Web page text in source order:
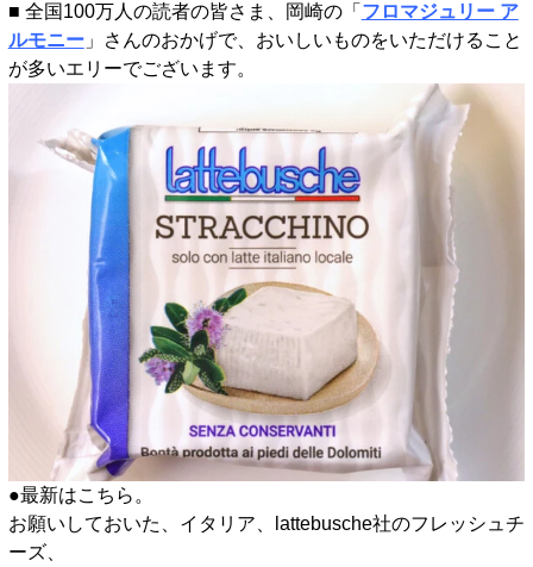
■ 全国100万人の読者の皆さま、岡崎の「 フロマジュリー ア
ルモニー」さんのおかげで、おいしいものをいただけること
が多いエリーでございます。
●最新はこちら。
お願いしておいた、イタリア、lattebusche社のフレッシュチ
ーズ、